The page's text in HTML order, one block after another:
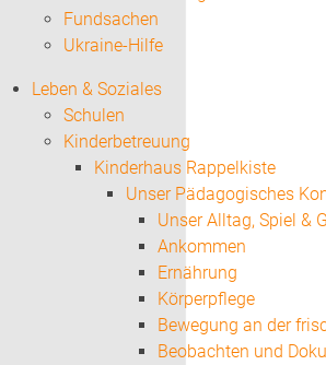
Fundsachen
Ukraine-Hilfe
Leben & Soziales
Schulen
Kinderbetreuung
Kinderhaus Rappelkiste
Unser Pädagogisches
Unser Alltag, Spiel &
Ankommen
Ernährung
Körperpflege
Bewegung an der
Beobachten und